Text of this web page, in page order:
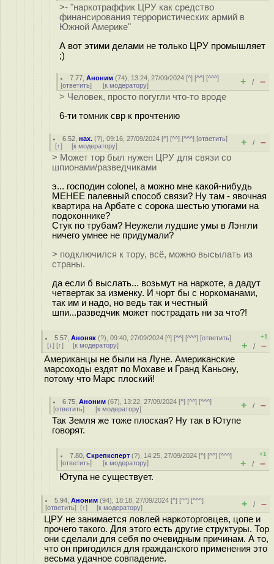
>- "наркотраффик ЦРУ как средство
финансирования террористических армий в
Южной Америке"
А вот этими делами не только ЦРУ промышляет
;)
7.77 ,Аноним (74), 13:24, 27/09/2024 [^] [^^] [^^^]
[ответить] [к модератору] + / –
> Человек, просто погугли что-то вроде
6-ти томник свр к прочтению
6.52 ,нах. (?), 09:16, 27/09/2024 [^] [^^] [^^^] [ответить]
[↑] [к модератору] + / –
> Может тор был нужен ЦРУ для связи со
шпионами/разведчиками
э... господин colonel, а можно мне какой-нибудь
МЕНЕЕ палевный способ связи? Ну там - явочная
квартира на Арбате с сорока шестью утюгами на
подоконнике?
Стук по трубам? Неужели лудшие умы в Лэнгли
ничего умнее не придумали?
> подключился к тору, всё, можно высылать из
страны.
да если б выслать... возьмут на наркоте, а дадут
четвертак за изменку. И чорт бы с норкоманами,
так им и надо, но ведь так и честный
шпи...разведчик может пострадать ни за что?!
5.57 ,Аноняк (?), 09:40, 27/09/2024 [^] [^^] [^^^] [ответить]
[↓] [↑] [к модератору]
+1
+ / –
Американцы не были на Луне. Американские
марсоходы ездят по Мохаве и Гранд Каньону,
потому что Марс плоский!
6.75 ,Аноним (67), 13:22, 27/09/2024 [^] [^^] [^^^]
[ответить] [к модератору] + / –
Так Земля же тоже плоская? Ну так в Ютупе
говорят.
7.80 ,Скрепксперт (?), 14:25, 27/09/2024 [^] [^^] [^^^]
[ответить] [к модератору]
+1
+ / –
Ютупа не существует.
5.94 ,Аноним (94), 18:18, 27/09/2024 [^] [^^] [^^^]
[ответить] [↑] [к модератору] + / –
ЦРУ не занимается ловлей наркоторговцев, цопе и
прочего такого. Для этого есть другие структуры. Тор
они сделали для себя по очевидным причинам. А то,
что он пригодился для гражданского применения это
весьма удачное совпадение.